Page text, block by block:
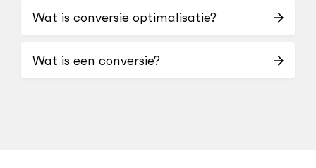
Wat is conversie optimalisatie?
Wat is een conversie?